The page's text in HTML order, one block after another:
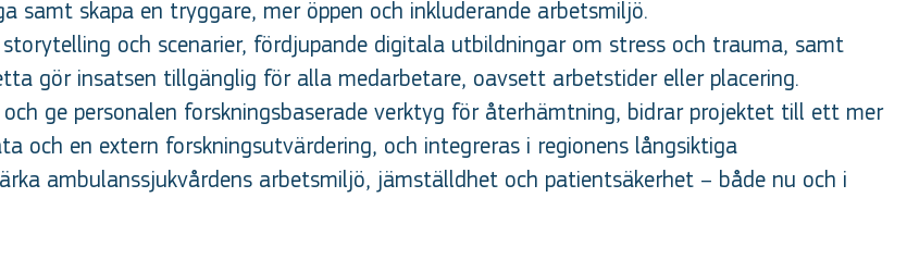
samt skapa en tryggare, mer öppen och inkluderande arbetsmiljö.
och scenarier, fördjupande digitala utbildningar om stress och trauma, samt
gör insatsen tillgänglig för alla medarbetare, oavsett arbetstider eller placering.
ge personalen forskningsbaserade verktyg för återhämtning, bidrar projektet till ett mer
och en extern forskningsutvärdering, och integreras i regionens långsiktiga
ambulanssjukvårdens arbetsmiljö, jämställdhet och patientsäkerhet – både nu och i